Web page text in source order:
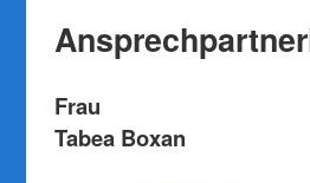
Frau
Tabea Boxan